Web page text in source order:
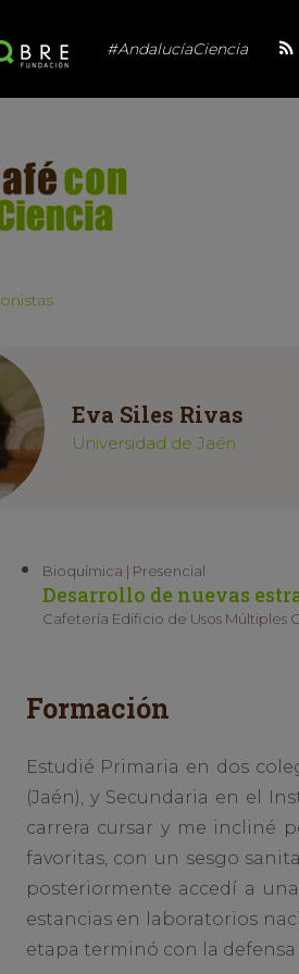
#AndalucíaCiencia
Eva Siles Rivas
Universidad de Jaén
Bioquímica | Presencial
Desarrollo de nuevas
Cafetería Edificio de Usos Múltiples
Formación
Estudié Primaria en dos
(Jaén), y Secundaria en el
carrera cursar y me incliné
favoritas, con un sesgo
posteriormente accedí a
estancias en laboratorios
etapa terminó con la defensa